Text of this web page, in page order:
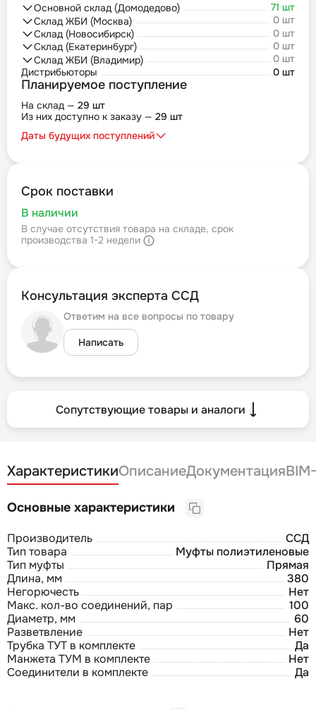
Основной склад (Домодедово)
71 шт
Склад ЖБИ (Москва)
0 шт
Склад (Новосибирск)
0 шт
Склад (Екатеринбург)
0 шт
Склад ЖБИ (Владимир)
0 шт
Дистрибьюторы
0 шт
Планируемое поступление
На склад — 29 шт
Из них доступно к заказу — 29 шт
Даты будущих поступлений
Срок поставки
В наличии
В случае отсутствия товара на складе, срок
производства 1-2 недели
Консультация эксперта ССД
Ответим на все вопросы по товару
Написать
Сопутствующие товары и аналоги
ХарактеристикиОписаниеДокументация
Основные характеристики
Производитель
ССД
Тип товара
Муфты полиэтиленовые
Тип муфты
Прямая
Длина, мм
380
Негорючесть
Нет
Макс. кол-во соединений, пар
100
Диаметр, мм
60
Разветвление
Нет
Трубка ТУТ в комплекте
Да
Манжета ТУМ в комплекте
Нет
Соединители в комплекте
Да